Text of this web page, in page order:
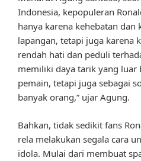
Indonesia, kepopuleran
hanya karena kehebatan dan
lapangan, tetapi juga karena
rendah hati dan peduli
memiliki daya tarik yang luar
pemain, tetapi juga sebagai
banyak orang,” ujar Agung.
Bahkan, tidak sedikit fans
rela melakukan segala cara
idola. Mulai dari membuat